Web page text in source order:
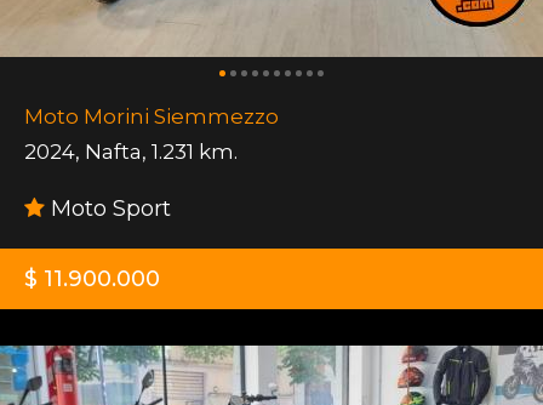
Moto Morini Siemmezzo
2024, Nafta, 1.231 km.
Moto Sport
$ 11.900.000